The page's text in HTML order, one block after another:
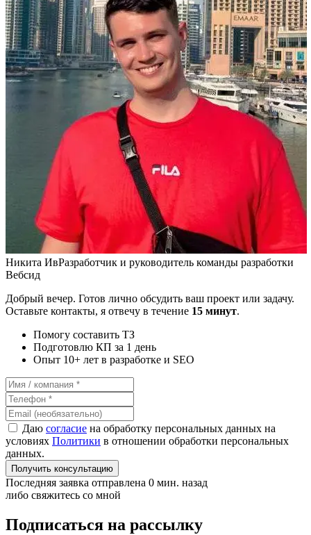
Никита ИвРазработчик и руководитель команды разработки
Вебсид
Добрый вечер. Готов лично обсудить ваш проект или задачу.
Оставьте контакты, я отвечу в течение 15 минут.
Помогу составить ТЗ
Подготовлю КП за 1 день
Опыт 10+ лет в разработке и SEO
Даю согласие на обработку персональных данных на
условиях Политики в отношении обработки персональных
данных.
Получить консультацию
Последняя заявка отправлена 0 мин. назад
либо свяжитесь со мной
Подписаться на рассылку